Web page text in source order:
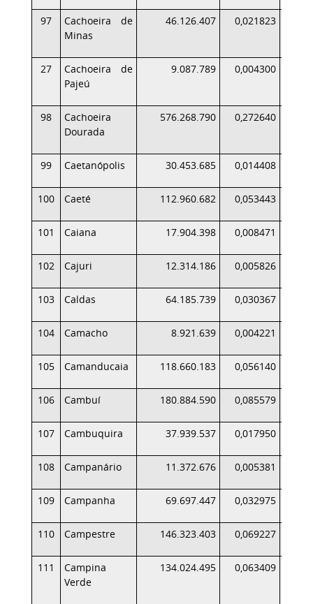
97
Cachoeira de
Minas
46.126.407 0,021823
27
Cachoeira de
Pajeú
9.087.789 0,004300
98
Cachoeira
Dourada
576.268.790 0,272640
99 Caetanópolis 30.453.685 0,014408
100 Caeté 112.960.682 0,053443
101 Caiana 17.904.398 0,008471
102 Cajuri 12.314.186 0,005826
103 Caldas 64.185.739 0,030367
104 Camacho 8.921.639 0,004221
105 Camanducaia 118.660.183 0,056140
106 Cambuí 180.884.590 0,085579
107 Cambuquira 37.939.537 0,017950
108 Campanário 11.372.676 0,005381
109 Campanha 69.697.447 0,032975
110 Campestre 146.323.403 0,069227
111
Campina
Verde
134.024.495 0,063409